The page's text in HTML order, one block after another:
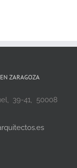
ZARAGOZA
39-41, 50008